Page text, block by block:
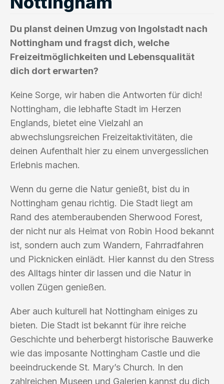
Du planst deinen Umzug von Ingolstadt nach
Nottingham und fragst dich, welche
Freizeitmöglichkeiten und Lebensqualität
dich dort erwarten?
Keine Sorge, wir haben die Antworten für dich!
Nottingham, die lebhafte Stadt im Herzen
Englands, bietet eine Vielzahl an
abwechslungsreichen Freizeitaktivitäten, die
deinen Aufenthalt hier zu einem unvergesslichen
Erlebnis machen.
Wenn du gerne die Natur genießt, bist du in
Nottingham genau richtig. Die Stadt liegt am
Rand des atemberaubenden Sherwood Forest,
der nicht nur als Heimat von Robin Hood bekannt
ist, sondern auch zum Wandern, Fahrradfahren
und Picknicken einlädt. Hier kannst du den Stress
des Alltags hinter dir lassen und die Natur in
vollen Zügen genießen.
Aber auch kulturell hat Nottingham einiges zu
bieten. Die Stadt ist bekannt für ihre reiche
Geschichte und beherbergt historische Bauwerke
wie das imposante Nottingham Castle und die
beeindruckende St. Mary’s Church. In den
zahlreichen Museen und Galerien kannst du dich